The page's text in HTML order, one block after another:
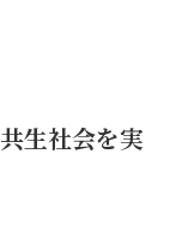
生社会を実